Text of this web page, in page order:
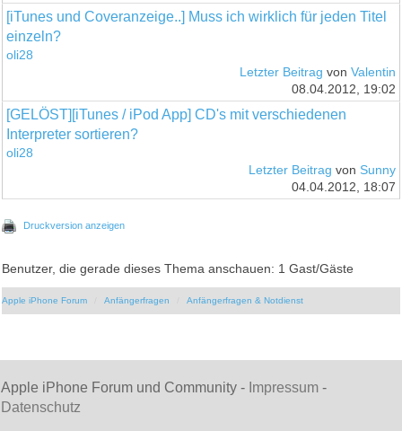
[iTunes und Coveranzeige..] Muss ich wirklich für jeden Titel
einzeln?
oli28
Letzter Beitrag von Valentin
08.04.2012, 19:02
[GELÖST][iTunes / iPod App] CD's mit verschiedenen
Interpreter sortieren?
oli28
Letzter Beitrag von Sunny
04.04.2012, 18:07
Druckversion anzeigen
Benutzer, die gerade dieses Thema anschauen: 1 Gast/Gäste
Apple iPhone Forum Anfängerfragen Anfängerfragen & Notdienst
Apple iPhone Forum und Community - Impressum -
Datenschutz